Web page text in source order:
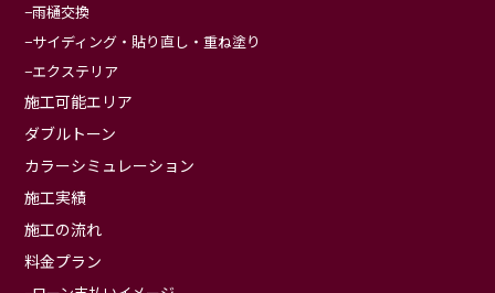
雨樋交換
サイディング・貼り直し・重ね塗り
エクステリア
施工可能エリア
ダブルトーン
カラーシミュレーション
施工実績
施工の流れ
料金プラン